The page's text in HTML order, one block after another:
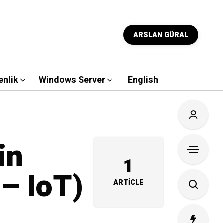
ARSLAN GÜRAL
Windows Server English
IoT) 1
ARTICLE